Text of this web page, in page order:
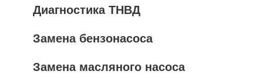
Диагностика ТНВД
Замена бензонасоса
Замена масляного насоса